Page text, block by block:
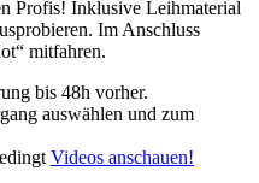
Profis! Inklusive Leihmaterial
Im Anschluss
mitfahren.
bis 48h vorher.
auswählen und zum
Videos anschauen!